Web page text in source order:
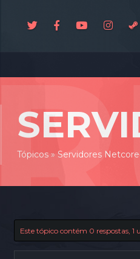
Tópicos » Servidores
Este tópico contém 0 respostas,